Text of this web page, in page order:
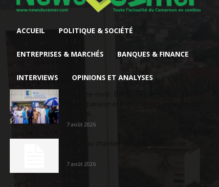
ACCUEIL POLITIQUE & SOCIÉTÉ
ENTREPRISES & MARCHÉS BANQUES & FINANCE
INTERVIEWS OPINIONS ET ANALYSES
7 août 2026
7 août 2026